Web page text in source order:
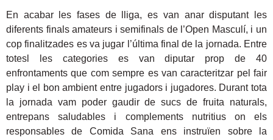
En acabar les fases de lliga, es van anar disputant les
diferents finals amateurs i semifinals de l’Open Masculí, i un
cop finalitzades es va jugar l’última final de la jornada. Entre
totesl les categories es van diputar prop de 40
enfrontaments que com sempre es van caracteritzar pel fair
play i el bon ambient entre jugadors i jugadores. Durant tota
la jornada vam poder gaudir de sucs de fruita naturals,
entrepans saludables i complements nutritius on els
responsables de Comida Sana ens instruïen sobre la